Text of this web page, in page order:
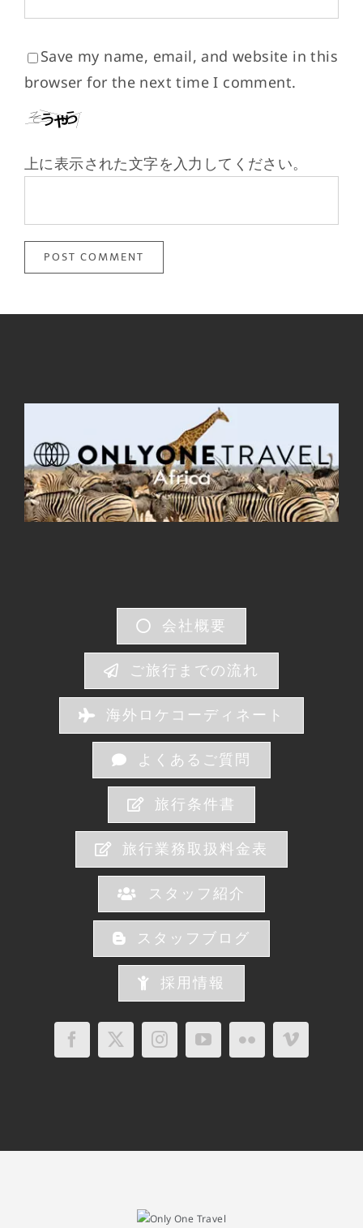
Save my name, email, and website in this
browser for the next time I comment.
上に表示された文字を入力してください。
会社概要
ご旅行までの流れ
海外ロケコーディネート
よくあるご質問
旅行条件書
旅行業務取扱料金表
スタッフ紹介
スタッフブログ
採用情報